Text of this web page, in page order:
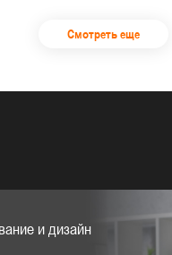
Смотреть еще
и дизайн